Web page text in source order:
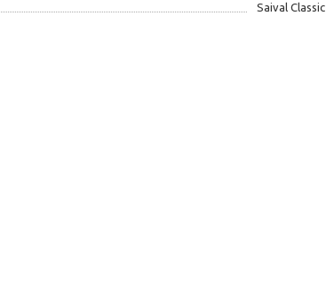
Saival Classic